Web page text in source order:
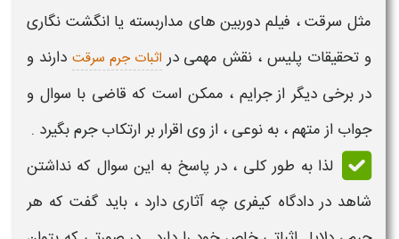
مثل سرقت ، فیلم دوربین های مداربسته یا انگشت نگاری
و تحقیقات پلیس ، نقش مهمی در اثبات جرم سرقت دارند و
در برخی دیگر از جرایم ، ممکن است که قاضی با سوال و
جواب از متهم ، به نوعی ، از وی اقرار بر ارتکاب جرم بگیرد .
لذا به طور کلی ، در پاسخ به این سوال که نداشتن
شاهد در دادگاه کیفری چه آثاری دارد، باید گفت که هر